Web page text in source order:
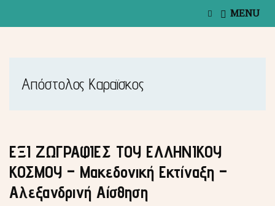
f
o
r
MENU
Απόστολος Καραϊσκος
ΕΞΙ ΖΩΓΡΑΦΙΕΣ ΤΟΥ ΕΛΛΗΝΙΚΟΥ
ΚΟΣΜΟΥ – Μακεδονική Εκτίναξη –
Αλεξανδρινή Αίσθηση